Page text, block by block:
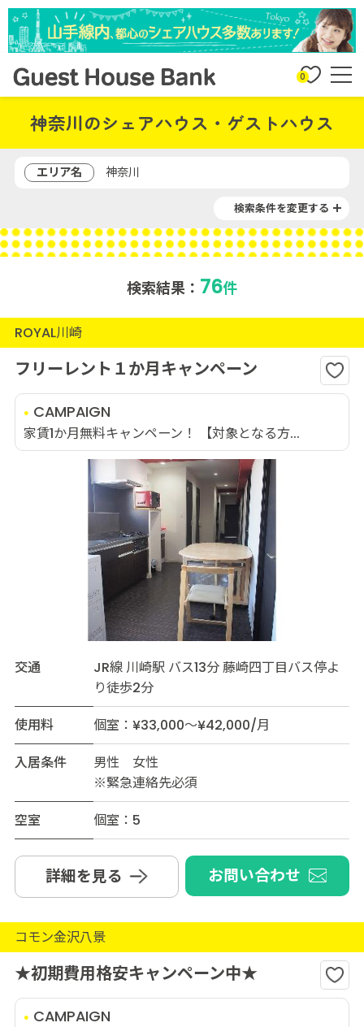
0
神奈川のシェアハウス・ゲストハウス
エリア名 神奈川
検索条件を変更する
検索結果： 76件
ROYAL川崎
フリーレント１か月キャンペーン
CAMPAIGN
家賃1か月無料キャンペーン！ 【対象となる方...
交通
JR線 川崎駅 バス13分 藤崎四丁目バス停よ
り徒歩2分
使用料
個室：¥33,000～¥42,000/月
入居条件
男性 女性
※緊急連絡先必須
空室
個室：5
詳細を見る お問い合わせ
コモン金沢八景
★初期費用格安キャンペーン中★
CAMPAIGN